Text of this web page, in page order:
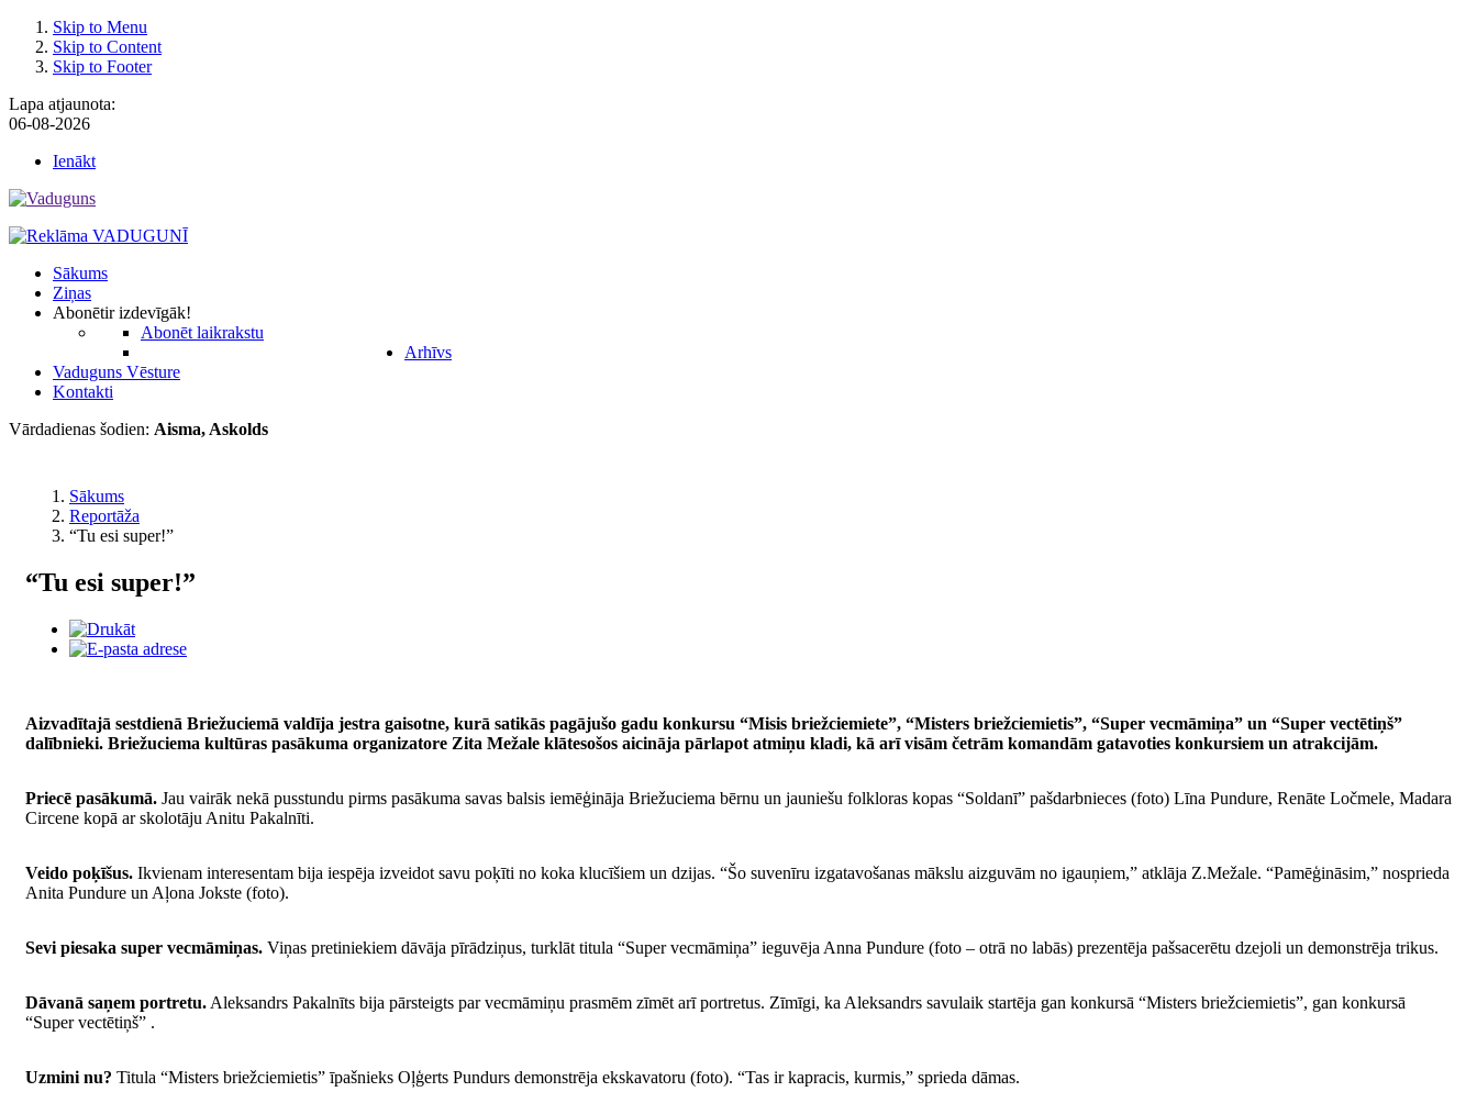
Skip to Menu
Skip to Content
Skip to Footer
Lapa atjaunota:
06-08-2026
Ienākt
Sākums
Ziņas
Abonētir izdevīgāk!
Abonēt laikrakstu
Arhīvs
Vaduguns Vēsture
Kontakti
Vārdadienas šodien: Aisma, Askolds
Sākums
Reportāža
“Tu esi super!”
“Tu esi super!”
Aizvadītajā sestdienā Briežuciemā valdīja jestra gaisotne, kurā satikās pagājušo gadu konkursu “Misis briežciemiete”, “Misters briežciemietis”, “Super vecmāmiņa” un “Super vectētiņš”
dalībnieki. Briežuciema kultūras pasākuma organizatore Zita Mežale klātesošos aicināja pārlapot atmiņu kladi, kā arī visām četrām komandām gatavoties konkursiem un atrakcijām.
Priecē pasākumā. Jau vairāk nekā pusstundu pirms pasākuma savas balsis iemēģināja Briežuciema bērnu un jauniešu folkloras kopas “Soldanī” pašdarbnieces (foto) Līna Pundure, Renāte Ločmele, Madara
Circene kopā ar skolotāju Anitu Pakalnīti.
Veido poķīšus. Ikvienam interesentam bija iespēja izveidot savu poķīti no koka klucīšiem un dzijas. “Šo suvenīru izgatavošanas mākslu aizguvām no igauņiem,” atklāja Z.Mežale. “Pamēģināsim,” nosprieda
Anita Pundure un Aļona Jokste (foto).
Sevi piesaka super vecmāmiņas. Viņas pretiniekiem dāvāja pīrādziņus, turklāt titula “Super vecmāmiņa” ieguvēja Anna Pundure (foto – otrā no labās) prezentēja pašsacerētu dzejoli un demonstrēja trikus.
Dāvanā saņem portretu. Aleksandrs Pakalnīts bija pārsteigts par vecmāmiņu prasmēm zīmēt arī portretus. Zīmīgi, ka Aleksandrs savulaik startēja gan konkursā “Misters briežciemietis”, gan konkursā
“Super vectētiņš” .
Uzmini nu? Titula “Misters briežciemietis” īpašnieks Oļģerts Pundurs demonstrēja ekskavatoru (foto). “Tas ir kapracis, kurmis,” sprieda dāmas.